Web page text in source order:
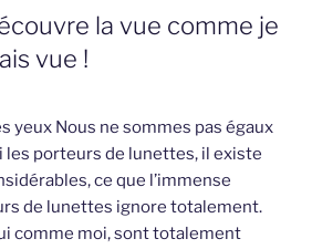
la vue comme je
vue !
yeux Nous ne sommes pas égaux
les porteurs de lunettes, il existe
ce que l’immense
de lunettes ignore totalement.
comme moi, sont totalement